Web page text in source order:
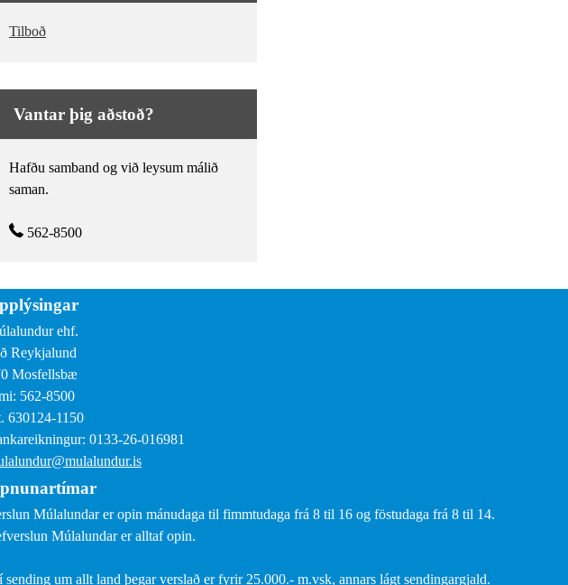
Tilboð
Vantar þig aðstoð?
Hafðu samband og við leysum málið
saman.
562-8500
ehf.
Reykjalund
Mosfellsbæ
562-8500
630124-1150
0133-26-016981
Múlalundar er opin mánudaga til fimmtudaga frá 8 til 16 og föstudaga frá 8 til 14.
Múlalundar er alltaf opin.
sending um allt land þegar verslað er fyrir 25.000.- m.vsk, annars lágt sendingargjald.